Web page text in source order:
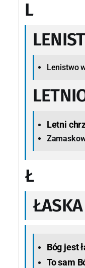
L
Lenistwo
Letni
Ł
ŁASKA
Bóg jest
To sam